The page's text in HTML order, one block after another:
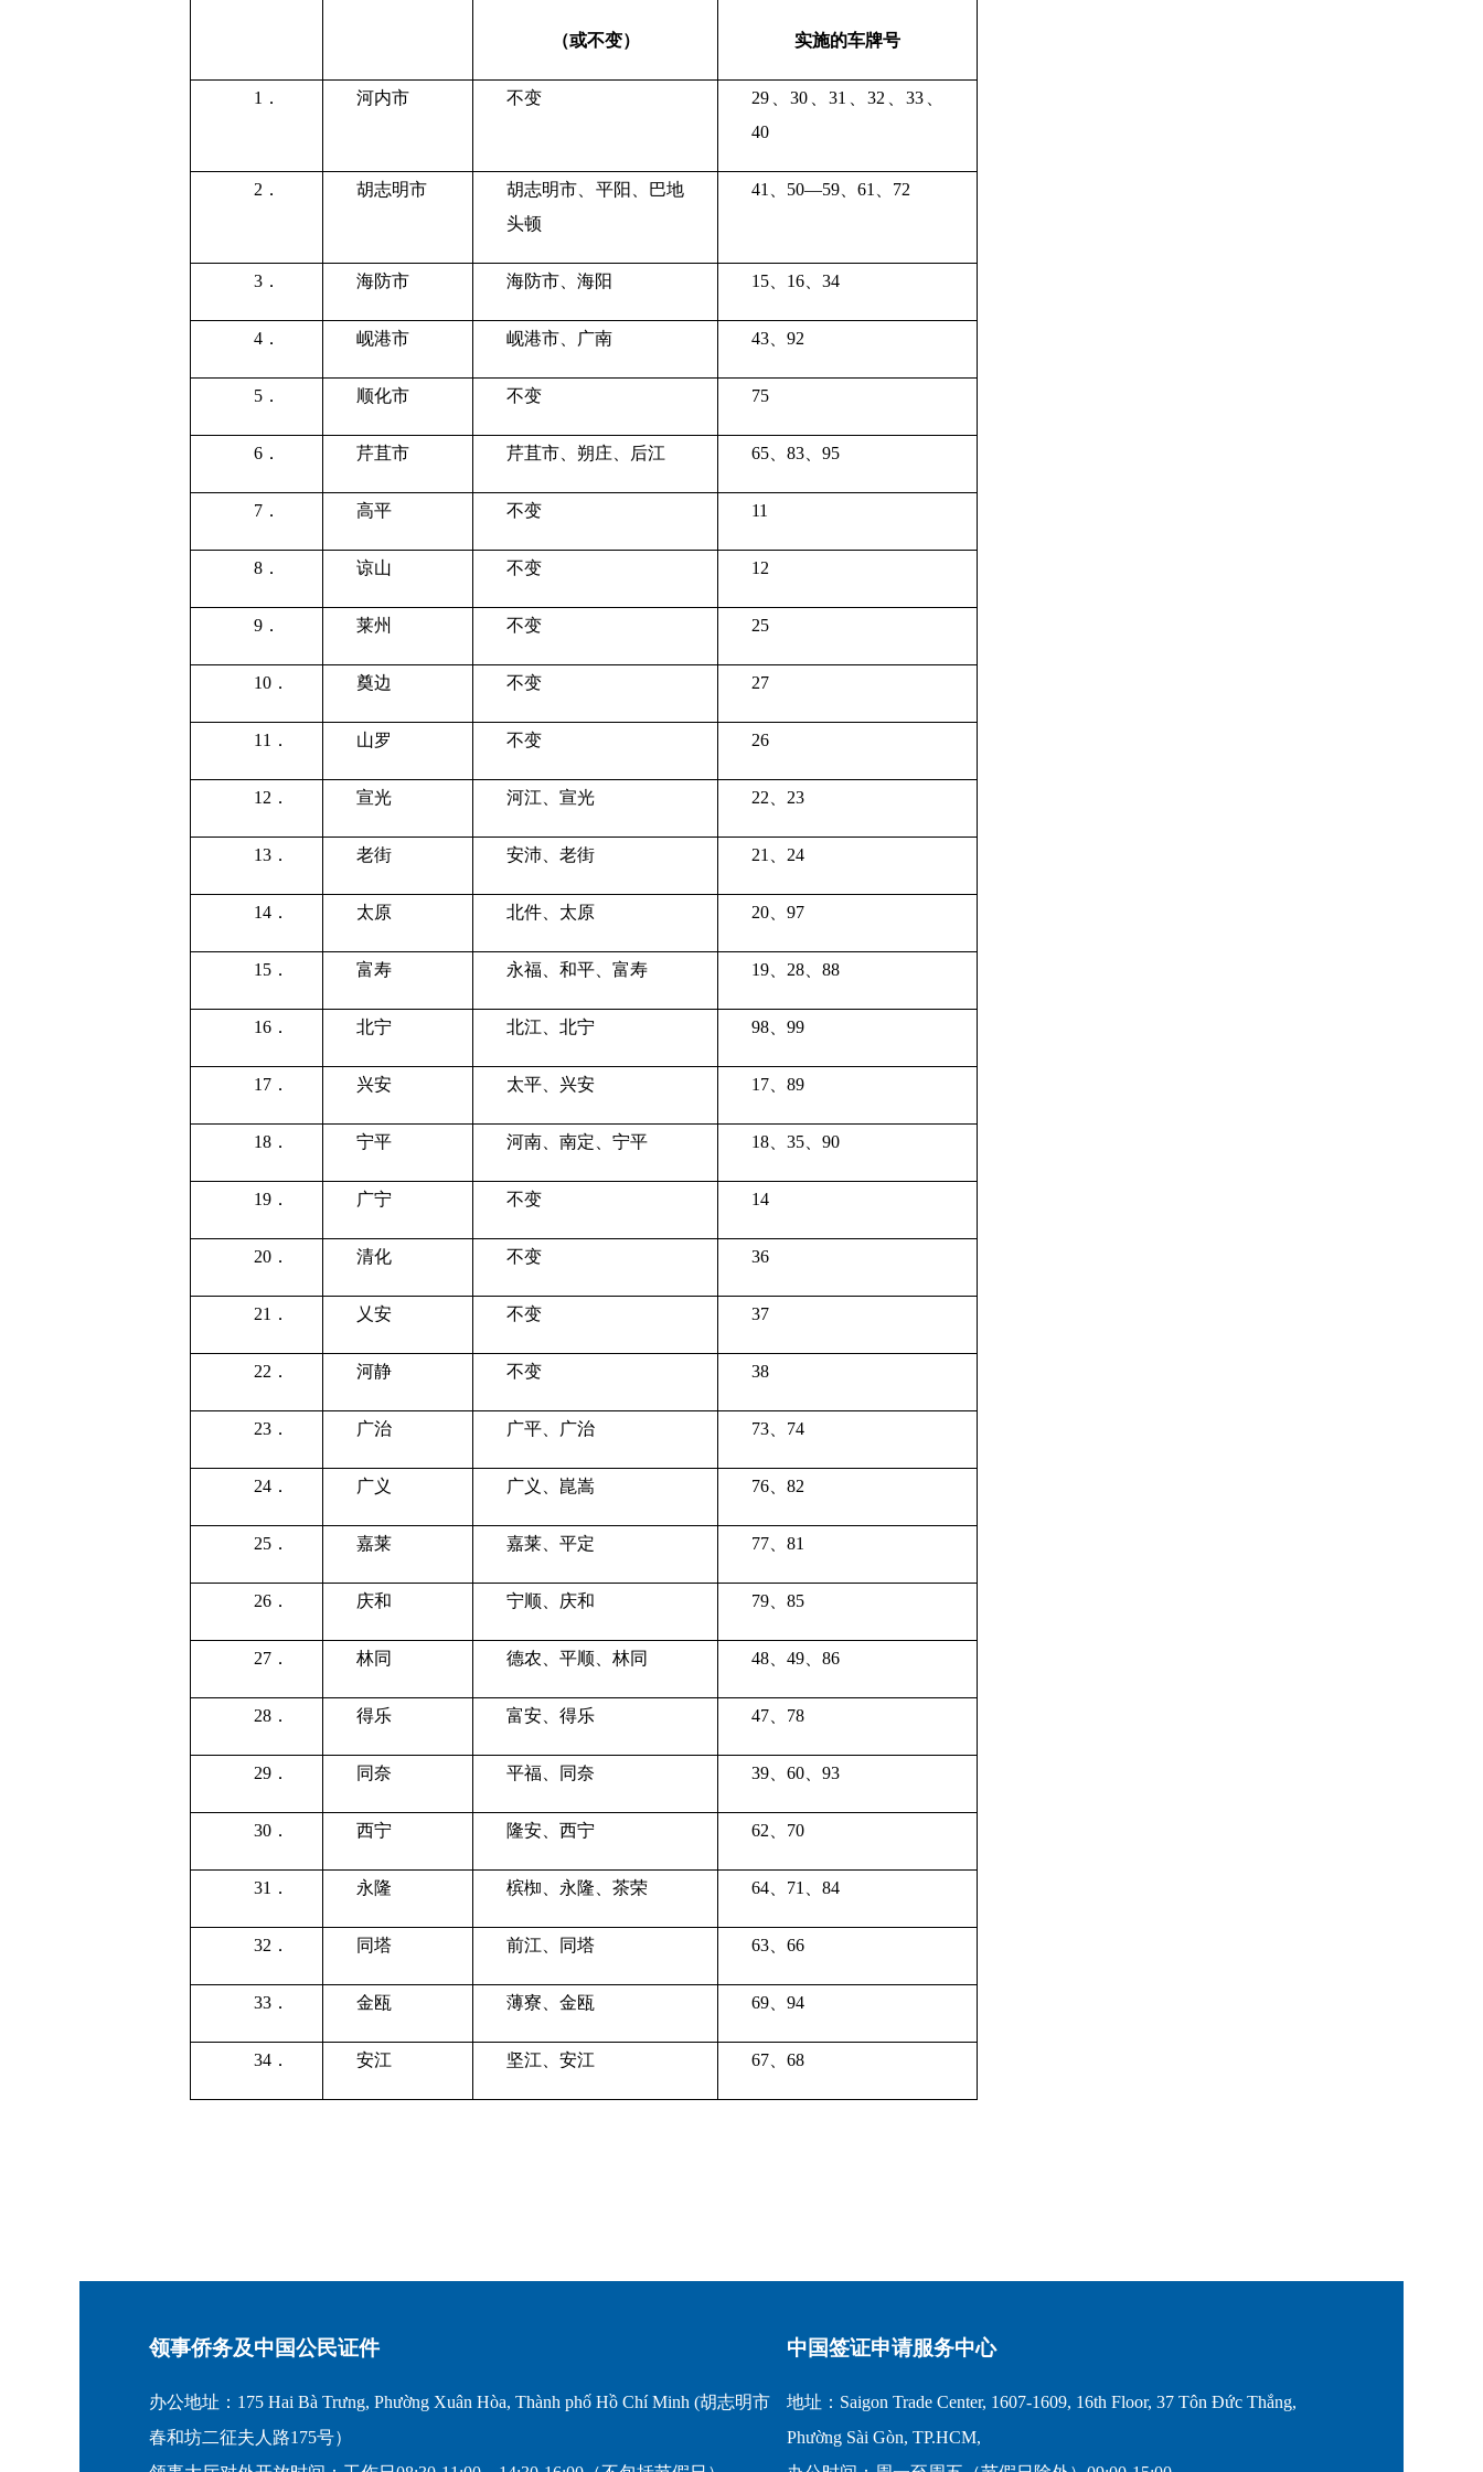
（或不变） 实施的车牌号
1． 河内市 不变
29、30、31、32、33、
40
2． 胡志明市
胡志明市、平阳、巴地
头顿
41、50—59、61、72
3． 海防市 海防市、海阳 15、16、34
4． 岘港市 岘港市、广南 43、92
5． 顺化市 不变 75
6． 芹苴市 芹苴市、朔庄、后江 65、83、95
7． 高平 不变 11
8． 谅山 不变 12
9． 莱州 不变 25
10． 奠边 不变 27
11． 山罗 不变 26
12． 宣光 河江、宣光 22、23
13． 老街 安沛、老街 21、24
14． 太原 北件、太原 20、97
15． 富寿 永福、和平、富寿 19、28、88
16． 北宁 北江、北宁 98、99
17． 兴安 太平、兴安 17、89
18． 宁平 河南、南定、宁平 18、35、90
19． 广宁 不变 14
20． 清化 不变 36
21． 乂安 不变 37
22． 河静 不变 38
23． 广治 广平、广治 73、74
24． 广义 广义、崑嵩 76、82
25． 嘉莱 嘉莱、平定 77、81
26． 庆和 宁顺、庆和 79、85
27． 林同 德农、平顺、林同 48、49、86
28． 得乐 富安、得乐 47、78
29． 同奈 平福、同奈 39、60、93
30． 西宁 隆安、西宁 62、70
31． 永隆 槟椥、永隆、茶荣 64、71、84
32． 同塔 前江、同塔 63、66
33． 金瓯 薄寮、金瓯 69、94
34． 安江 坚江、安江 67、68
领事侨务及中国公民证件
办公地址：175 Hai Bà Trưng, Phường Xuân Hòa, Thành phố Hồ Chí Minh (胡志明市
春和坊二征夫人路175号）
中国签证申请服务中心
地址：Saigon Trade Center, 1607-1609, 16th Floor, 37 Tôn Đức Thắng,
Phường Sài Gòn, TP.HCM,